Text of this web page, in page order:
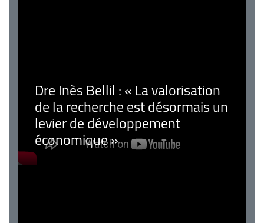
Dre Inès Bellil : « La valorisation
de la recherche est désormais un
levier de développement
économique »